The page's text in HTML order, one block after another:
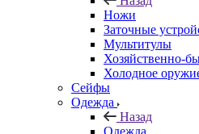
Ножи
Заточные
Мультитулы
Хозяйственно-
Холодное
Сейфы
Одежда
Назад
Одежда